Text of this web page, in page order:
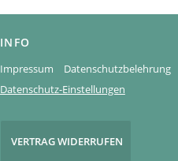
INFO
Impressum Datenschutzbelehrung
Datenschutz-Einstellungen
VERTRAG WIDERRUFEN